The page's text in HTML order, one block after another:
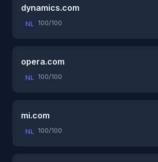
dynamics.com
NL 100/100
opera.com
NL 100/100
mi.com
NL 100/100